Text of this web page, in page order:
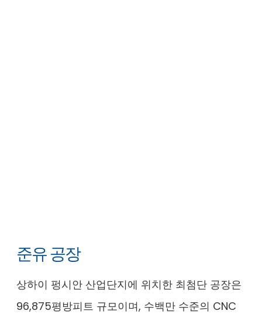
준유 공장
상하이 펑시안 산업단지에 위치한 최첨단 공장은
96,875평방피트 규모이며, 수백만 수준의 CNC